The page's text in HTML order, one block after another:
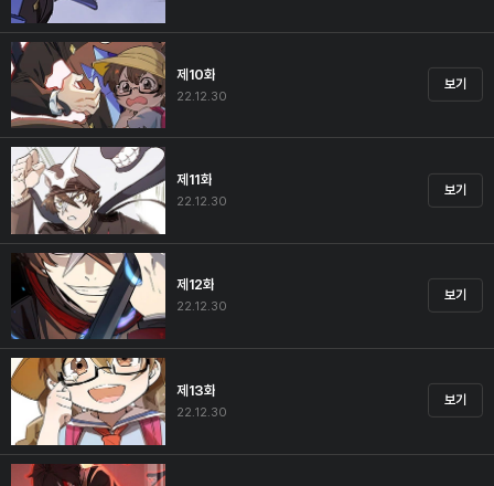
제10화
22.12.30
보기
제11화
22.12.30
보기
제12화
22.12.30
보기
제13화
22.12.30
보기